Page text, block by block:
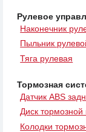
Рулевое
Наконечник
Пыльник
Тяга рулевая
Тормозная
Датчик ABS
Диск тормозной
Колодки